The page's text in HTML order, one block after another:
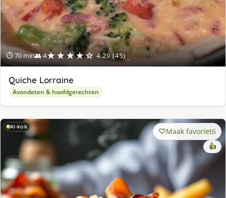
⏱ 70 min👥 4★★★★☆ 4.29 (45)
Quiche Lorraine
Avondeten & hoofdgerechten
AI-kok Maak favoriet6
👍